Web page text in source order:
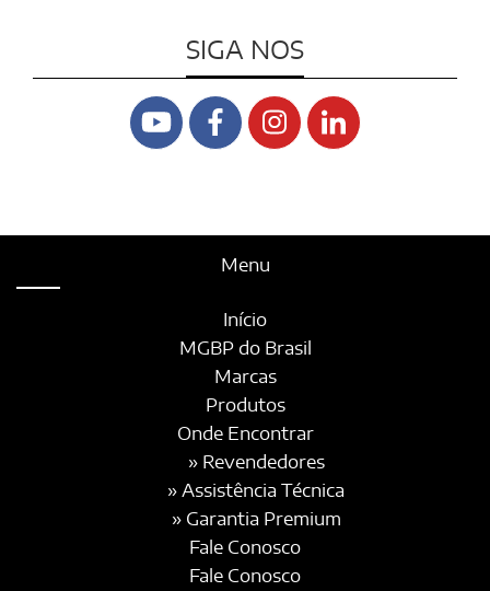
SIGA NOS
Menu
Início
MGBP do Brasil
Marcas
Produtos
Onde Encontrar
» Revendedores
» Assistência Técnica
» Garantia Premium
Fale Conosco
Fale Conosco